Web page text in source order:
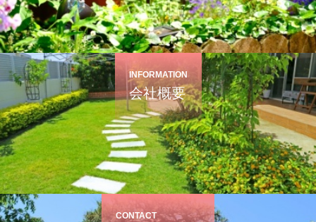
INFORMATION
会社概要
CONTACT